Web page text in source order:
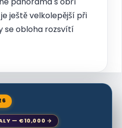
ještě velkolepější při
se obloha rozsvítí
— €10,000 →